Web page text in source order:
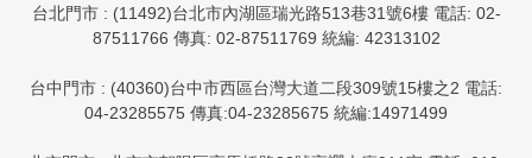
台北門市 : (11492)台北市內湖區瑞光路513巷31號6樓 電話: 02-
87511766 傳真: 02-87511769 統編: 42313102
台中門市 : (40360)台中市西區台灣大道二段309號15樓之2 電話:
04-23285575 傳真:04-23285675 統編:14971499